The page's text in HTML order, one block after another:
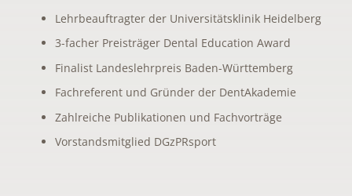
Lehrbeauftragter der Universitätsklinik Heidelberg
3-facher Preisträger Dental Education Award
Finalist Landeslehrpreis Baden-Württemberg
Fachreferent und Gründer der DentAkademie
Zahlreiche Publikationen und Fachvorträge
Vorstandsmitglied DGzPRsport